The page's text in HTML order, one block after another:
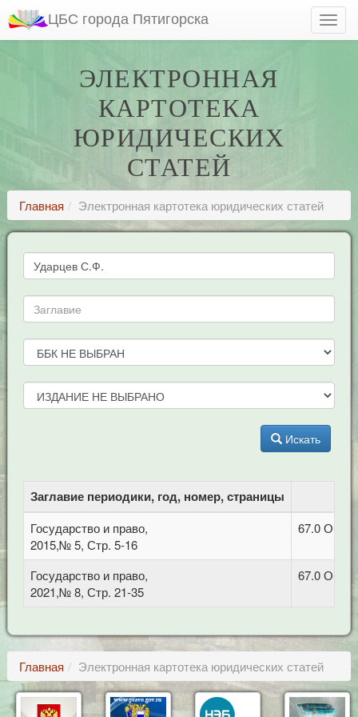
ЦБС города Пятигорска
ЭЛЕКТРОННАЯ
КАРТОТЕКА
ЮРИДИЧЕСКИХ
СТАТЕЙ
Главная Электронная картотека юридических статей
Искать
Заглавие периодики, год, номер, страницы
Государство и право,
2015,№ 5, Стр. 5-16
67.0
Государство и право,
2021,№ 8, Стр. 21-35
67.0
Главная Электронная картотека юридических статей